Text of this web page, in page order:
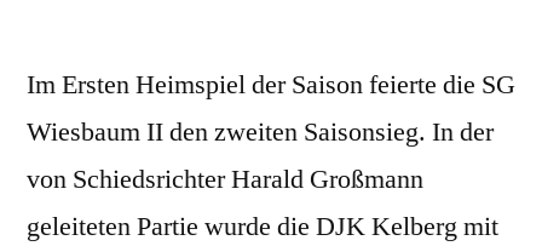
II
zweiten
Saisonsieg
ein
Im Ersten Heimspiel der Saison feierte die SG
Wiesbaum II den zweiten Saisonsieg. In der
von Schiedsrichter Harald Großmann
geleiteten Partie wurde die DJK Kelberg mit